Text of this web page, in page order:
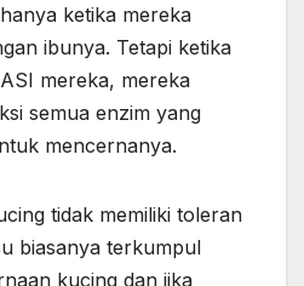
ketika mereka
ibunya. Tetapi ketika
mereka, mereka
semua enzim yang
mencernanya.
tidak memiliki toleran
biasanya terkumpul
kucing dan jika